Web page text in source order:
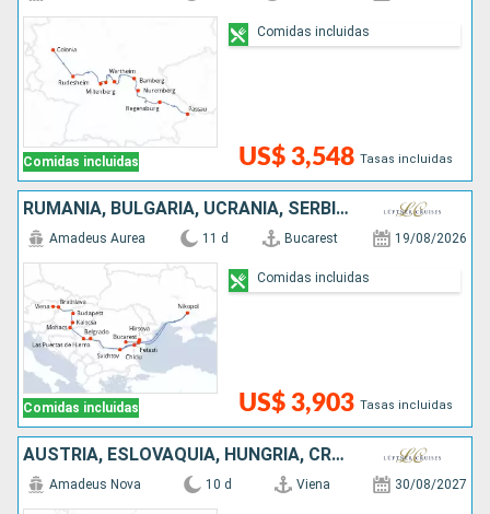
Comidas incluidas US$ 3,548 Tasas incluidas
Comidas incluidas
RUMANIA, BULGARIA, UCRANIA, SERBIA, HUNGRÍA, ESLOVAQUIA, AUSTRIA
Comidas incluidas
Amadeus Aurea 11 d Bucarest 19/08/2026
US$ 3,903 Tasas incluidas
Comidas incluidas
AUSTRIA, ESLOVAQUIA, HUNGRÍA, CROACIA, SERBIA, BULGARIA, RUMANIA
Amadeus Nova 10 d Viena 30/08/2027